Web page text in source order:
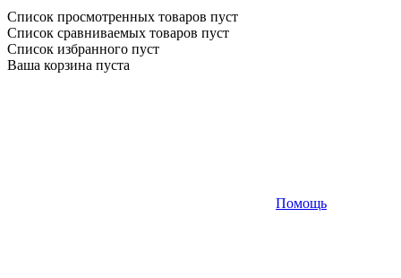
Список просмотренных товаров пуст
Список сравниваемых товаров пуст
Список избранного пуст
Ваша корзина пуста
Помощь